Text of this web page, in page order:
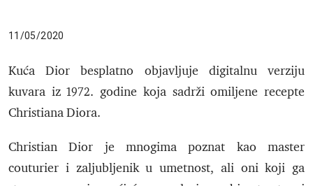
11/05/2020
Kuća Dior besplatno objavljuje digitalnu verziju
kuvara iz 1972. godine koja sadrži omiljene recepte
Christiana Diora.
Christian Dior je mnogima poznat kao master
couturier i zaljubljenik u umetnost, ali oni koji ga